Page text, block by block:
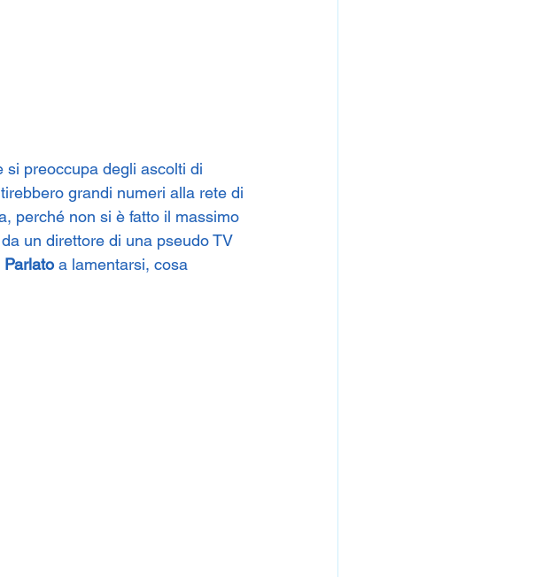
preoccupa degli ascolti di
grandi numeri alla rete di
perché non si è fatto il massimo
un direttore di una pseudo TV
Parlato a lamentarsi, cosa